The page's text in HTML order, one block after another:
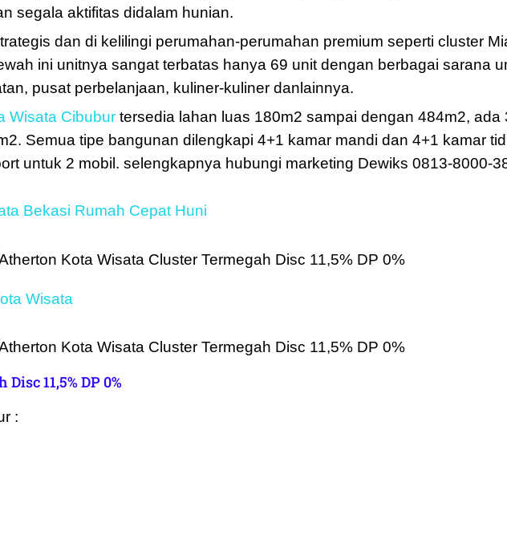
segala aktifitas didalam hunian.
dan di kelilingi perumahan-perumahan premium seperti cluster
ini unitnya sangat terbatas hanya 69 unit dengan berbagai sarana
pusat perbelanjaan, kuliner-kuliner danlainnya.
Wisata Cibuburtersedia lahan luas 180m2 sampai dengan 484m2, ada
Semua tipe bangunan dilengkapi 4+1 kamar mandi dan 4+1 kamar
untuk 2 mobil. selengkapnya hubungi marketing Dewiks 0813-8000-
Bekasi Rumah Cepat Huni
Wisata
11,5% DP 0%
: